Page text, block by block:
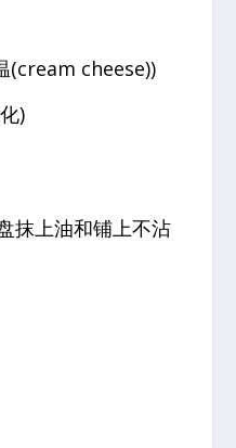
(cream cheese))
)
抹上油和铺上不沾